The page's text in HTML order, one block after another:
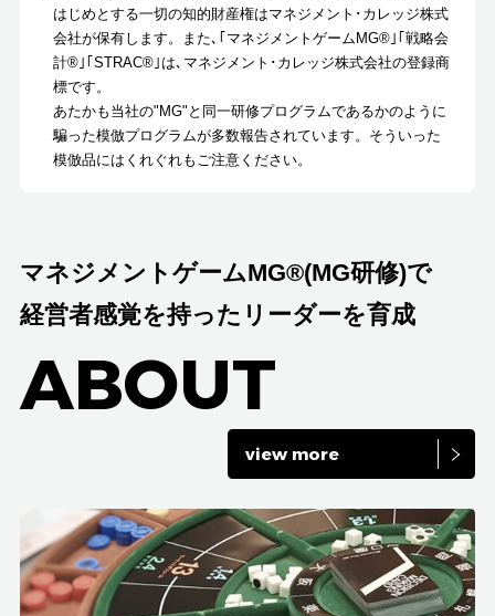
はじめとする一切の知的財産権はマネジメント･カレッジ株式
会社が保有します。また､｢マネジメントゲームMG®｣｢戦略会
計®｣｢STRAC®｣は､マネジメント･カレッジ株式会社の登録商
標です。
あたかも当社の"MG"と同一研修プログラムであるかのように
騙った模倣プログラムが多数報告されています。そういった
模倣品にはくれぐれもご注意ください。
マネジメントゲームMG®(MG研修)で
経営者感覚を持ったリーダーを育成
ABOUT
view more